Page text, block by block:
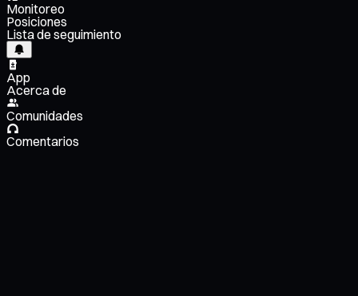
Monitoreo
Posiciones
Lista de seguimiento
App
Acerca de
Comunidades
Comentarios